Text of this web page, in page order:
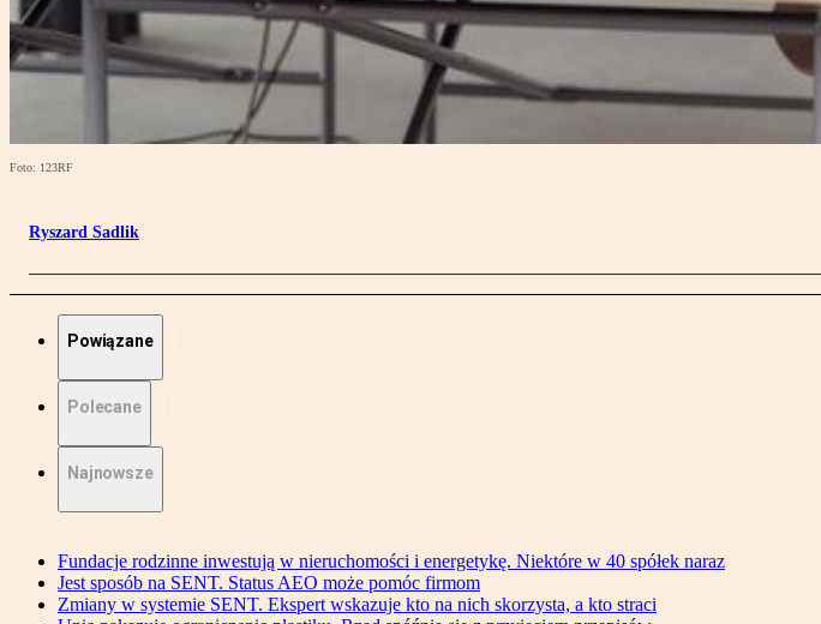
Foto: 123RF
Ryszard Sadlik
Powiązane
Polecane
Najnowsze
Fundacje rodzinne inwestują w nieruchomości i energetykę. Niektóre w 40 spółek naraz
Jest sposób na SENT. Status AEO może pomóc firmom
Zmiany w systemie SENT. Ekspert wskazuje kto na nich skorzysta, a kto straci